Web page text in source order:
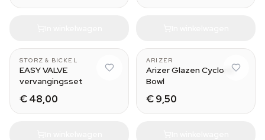
STORZ & BICKEL
EASY VALVE
vervangingsset
€ 48,00
ARIZER
Arizer Glazen Cyclone
Bowl
€ 9,50